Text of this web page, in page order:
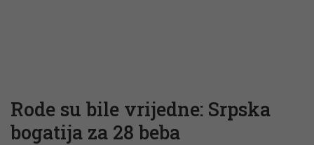
Rode su bile vrijedne: Srpska
bogatija za 28 beba